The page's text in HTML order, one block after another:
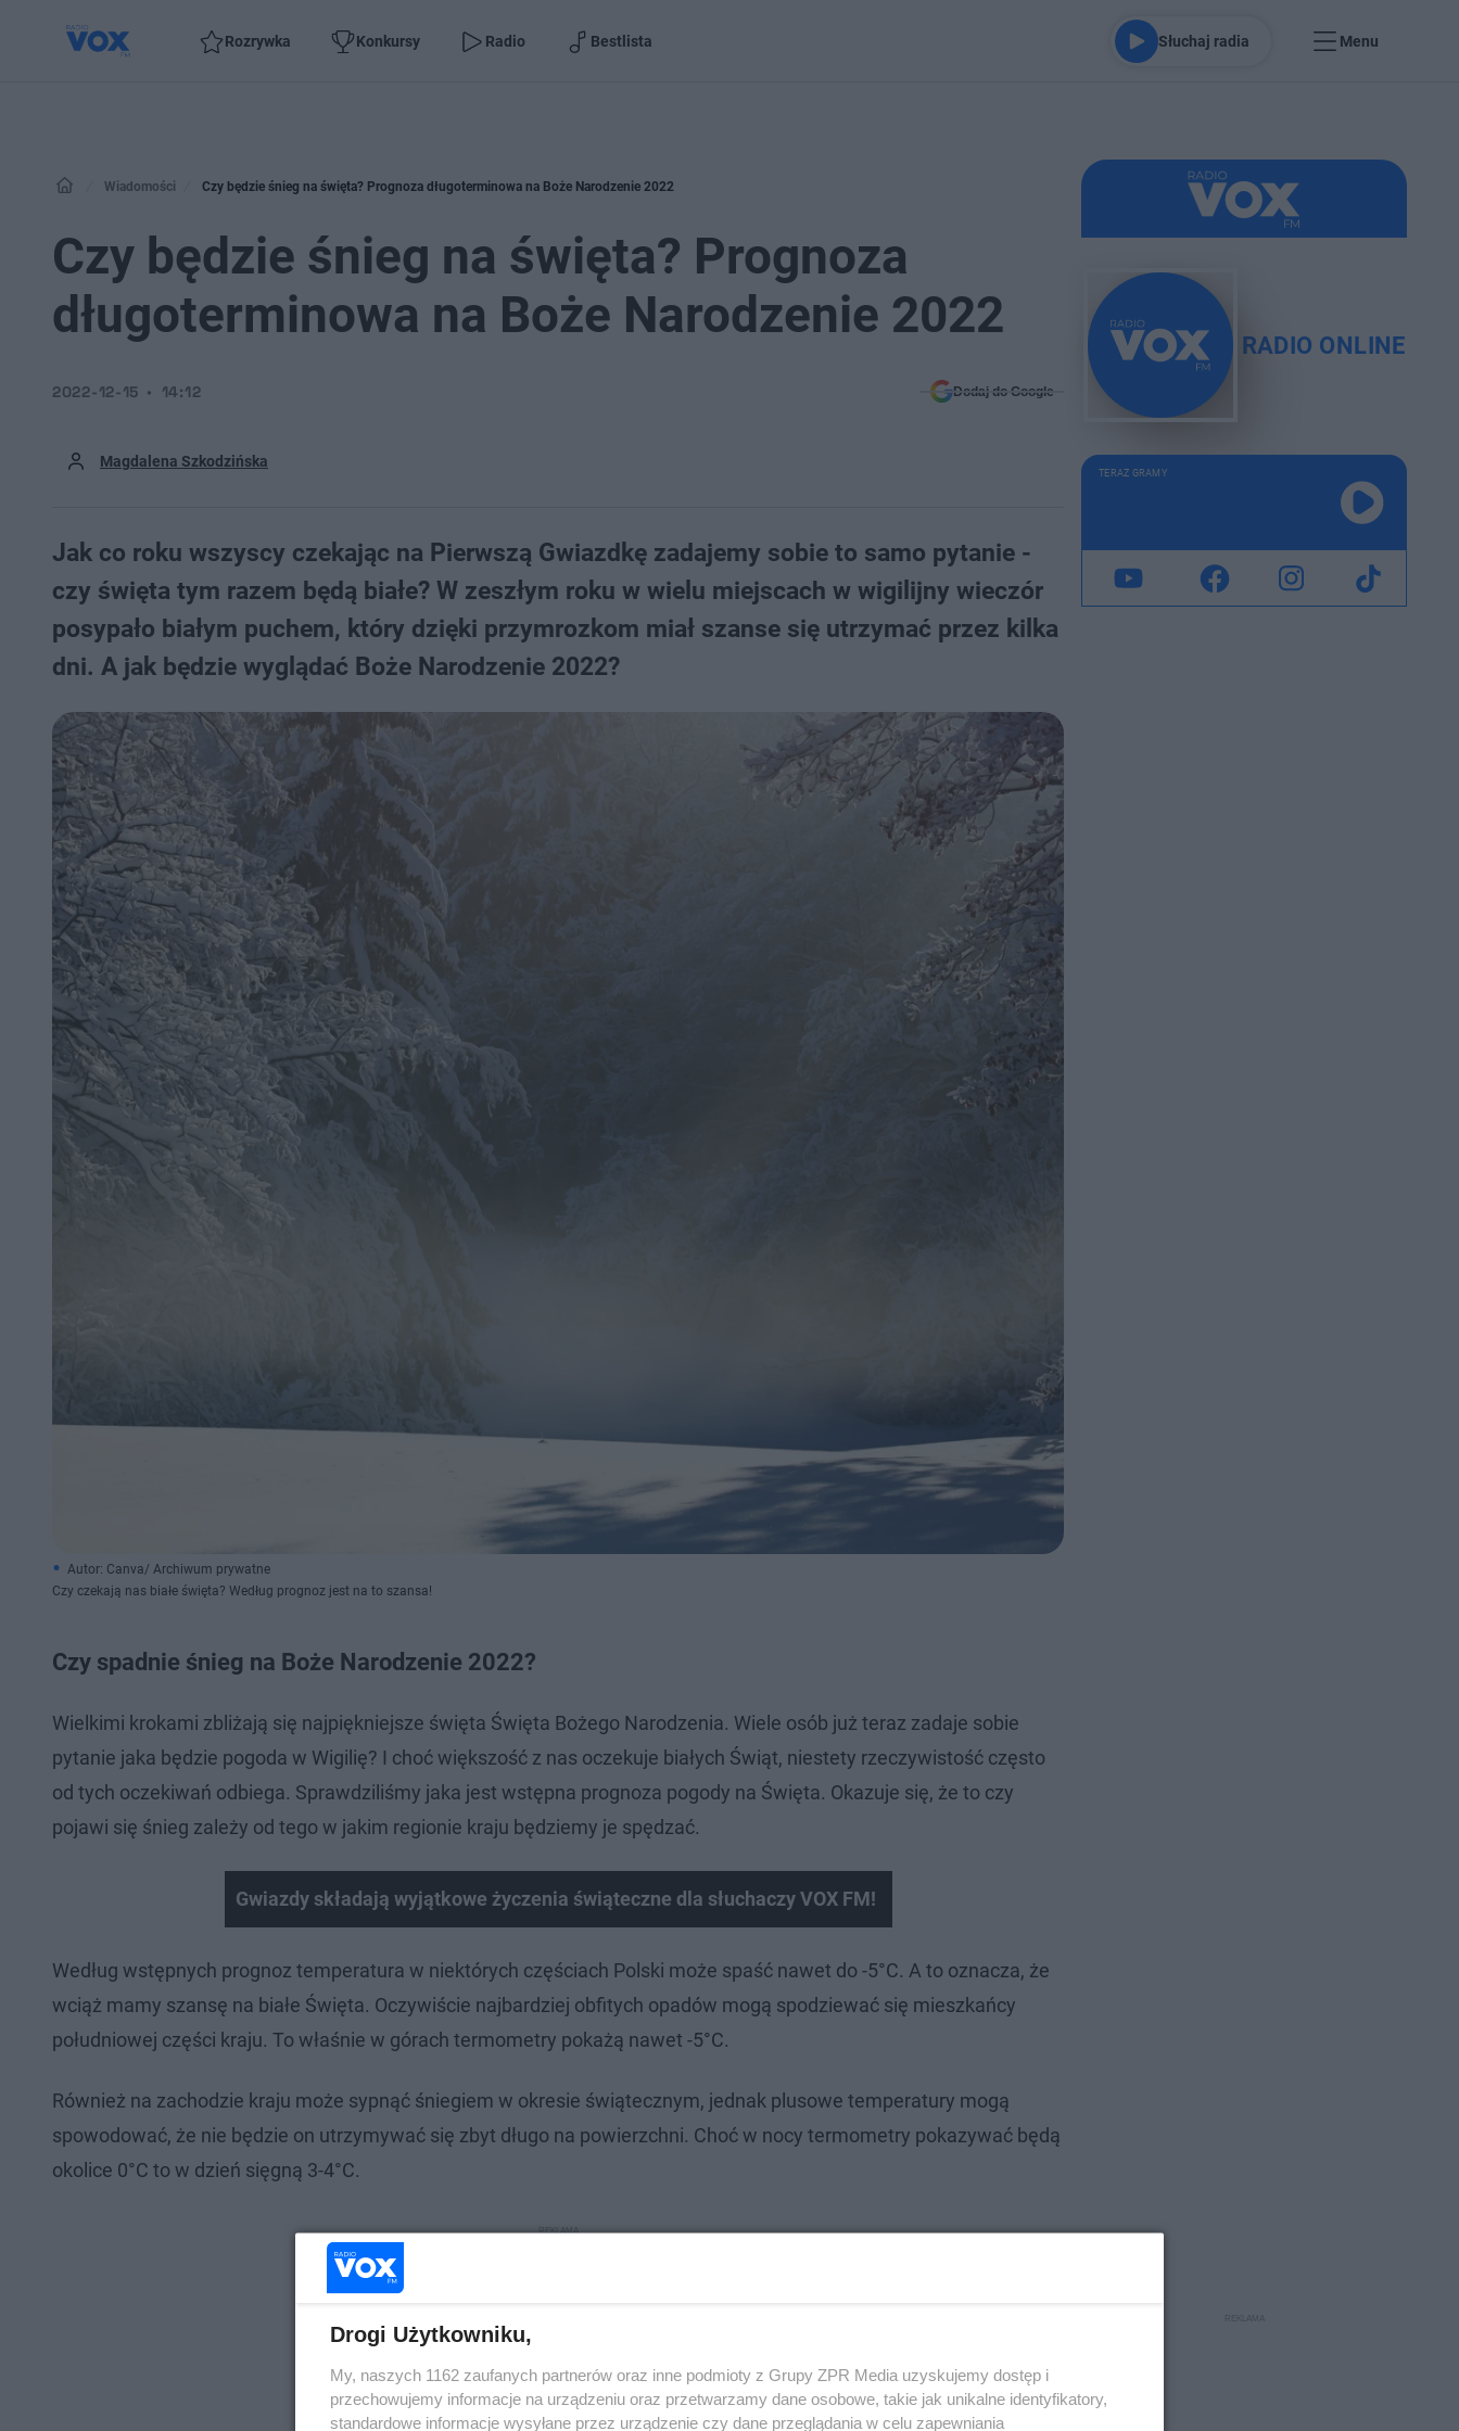
Rozrywka Konkursy Radio Bestlista Słuchaj radia Menu
Wiadomości Czy będzie śnieg na święta? Prognoza długoterminowa na Boże Narodzenie 2022
Czy będzie śnieg na święta? Prognoza
długoterminowa na Boże Narodzenie 2022
Magdalena Szkodzińska
2022-12-15 14:12 Dodaj do Google
Jak co roku wszyscy czekając na Pierwszą Gwiazdkę zadajemy sobie to samo pytanie -
czy święta tym razem będą białe? W zeszłym roku w wielu miejscach w wigilijny wieczór
posypało białym puchem, który dzięki przymrozkom miał szanse się utrzymać przez kilka
dni. A jak będzie wyglądać Boże Narodzenie 2022?
Autor: Canva/ Archiwum prywatne
Czy czekają nas białe święta? Według prognoz jest na to szansa!
Czy spadnie śnieg na Boże Narodzenie 2022?
Wielkimi krokami zbliżają się najpiękniejsze święta Święta Bożego Narodzenia. Wiele osób już teraz zadaje sobie
pytanie jaka będzie pogoda w Wigilię? I choć większość z nas oczekuje białych Świąt, niestety rzeczywistość często
od tych oczekiwań odbiega. Sprawdziliśmy jaka jest wstępna prognoza pogody na Święta. Okazuje się, że to czy
pojawi się śnieg zależy od tego w jakim regionie kraju będziemy je spędzać.
Gwiazdy składają wyjątkowe życzenia świąteczne dla słuchaczy VOX FM!
Według wstępnych prognoz temperatura w niektórych częściach Polski może spaść nawet do -5°C. A to oznacza, że
wciąż mamy szansę na białe Święta. Oczywiście najbardziej obfitych opadów mogą spodziewać się mieszkańcy
południowej części kraju. To właśnie w górach termometry pokażą nawet -5°C.
Również na zachodzie kraju może sypnąć śniegiem w okresie świątecznym, jednak plusowe temperatury mogą
spowodować, że nie będzie on utrzymywać się zbyt długo na powierzchni. Choć w nocy termometry pokazywać będą
okolice 0°C to w dzień sięgną 3-4°C.
RADIO ONLINE
TERAZ GRAMY
Drogi Użytkowniku,
My, naszych 1162 zaufanych partnerów oraz inne podmioty z Grupy ZPR Media uzyskujemy dostęp i
przechowujemy informacje na urządzeniu oraz przetwarzamy dane osobowe, takie jak unikalne identyfikatory,
standardowe informacje wysyłane przez urządzenie czy dane przeglądania w celu zapewniania